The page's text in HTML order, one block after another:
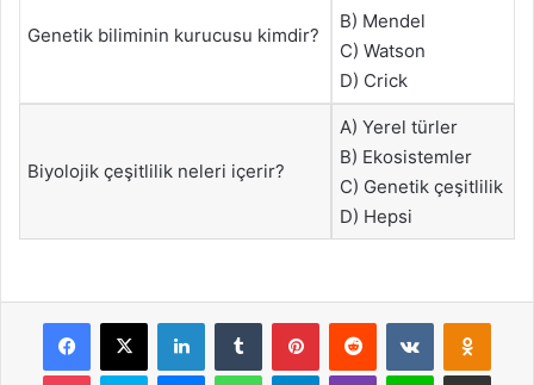
Genetik biliminin kurucusu kimdir?
B) Mendel
C) Watson
D) Crick
Biyolojik çeşitlilik neleri içerir?
A) Yerel türler
B) Ekosistemler
C) Genetik çeşitlilik
D) Hepsi
Facebook
X LinkedInTumblr PinterestReddit VKontakte
Pocket Skype MessengerWhatsAppTelegramViber Line E-Posta ile